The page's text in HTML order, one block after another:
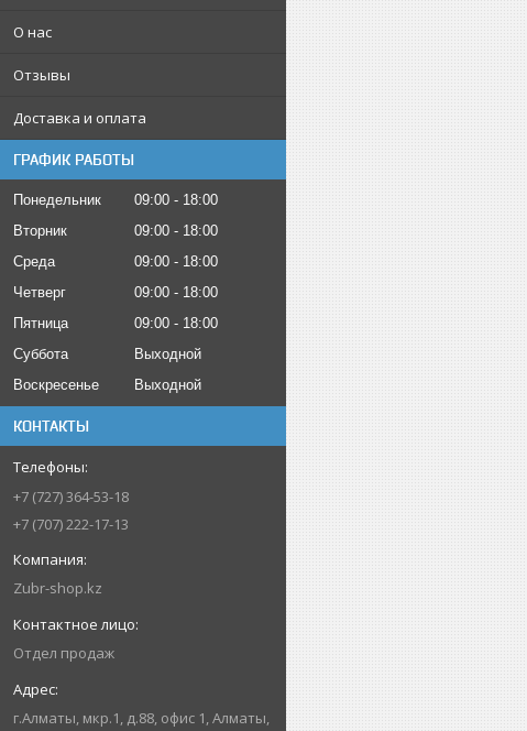
О нас
Отзывы
Доставка и оплата
ГРАФИК РАБОТЫ
Понедельник 09:00
18:00
Вторник
09:00
18:00
Среда
09:00
18:00
Четверг
09:00
18:00
Пятница
09:00
18:00
Суббота
Выходной
Воскресенье
Выходной
КОНТАКТЫ
+7 (727) 364-53-18
+7 (707) 222-17-13
Zubr-shop.kz
Отдел продаж
г.Алматы, мкр.1, д.88, офис 1, Алматы,